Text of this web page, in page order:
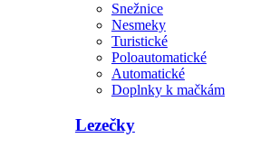
Snežnice
Nesmeky
Turistické
Poloautomatické
Automatické
Doplnky k mačkám
Lezečky